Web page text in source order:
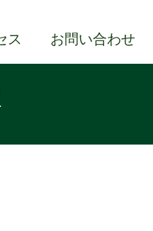
ス お問い合わせ